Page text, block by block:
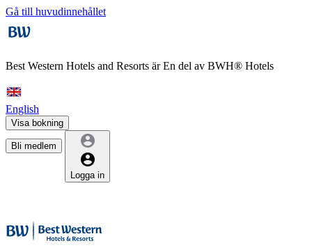
Gå till huvudinnehållet
Best Western Hotels and Resorts ärEn del av BWH® Hotels
English
Visa bokning
Bli medlem
Logga in